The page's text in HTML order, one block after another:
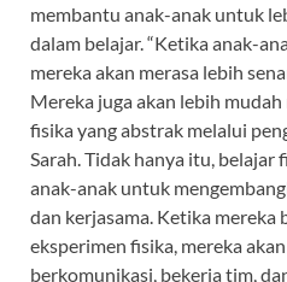
membantu anak-anak untuk
dalam belajar. “Ketika anak-
mereka akan merasa lebih
Mereka juga akan lebih
fisika yang abstrak melalui
Sarah. Tidak hanya itu, belajar
anak-anak untuk
dan kerjasama. Ketika mereka
eksperimen fisika, mereka
berkomunikasi, bekerja tim,